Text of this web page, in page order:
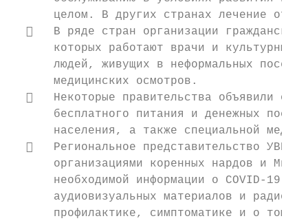
целом. В других странах лечение от
   В ряде стран организации
которых работают врачи и культурные
людей, живущих в неформальных
      медицинских осмотров.
   Некоторые правительства объявили о
бесплатного питания и денежных
населения, а также специальной
   Региональное представительство
организациями коренных нардов и
необходимой информации о COVID-19
аудиовизуальных материалов и
профилактике, симптоматике и о том,